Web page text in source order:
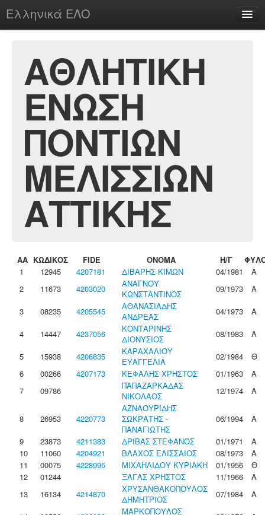
Ελληνικά ΕΛΟ
chesstu.be @ discord
Login
ΑΘΛΗΤΙΚΗ
ΕΝΩΣΗ
ΠΟΝΤΙΩΝ
ΜΕΛΙΣΣΙΩΝ
ΑΤΤΙΚΗΣ
ΑΑ ΚΩΔΙΚΟΣ FIDE ΟΝΟΜΑ Η/Γ
1
12945 4207181 ΔΙΒΑΡΗΣ ΚΙΜΩΝ 04/1981
Α
2
11673 4203020
ΑΝΑΓΝΟΥ
ΚΩΝΣΤΑΝΤΙΝΟΣ
09/1973
Α
3
08235 4205545
ΑΘΑΝΑΣΙΑΔΗΣ
ΑΝΔΡΕΑΣ
04/1973
Α
4
14447 4237056
ΚΟΝΤΑΡΙΝΗΣ
ΔΙΟΝΥΣΙΟΣ
08/1983
Α
5
15938 4206835
ΚΑΡΑΧΑΛΙΟΥ
ΕΥΑΓΓΕΛΙΑ
02/1984
Θ
6
00266 4207173 ΚΕΦΑΛΗΣ ΧΡΗΣΤΟΣ 01/1963
Α
7
09786
ΠΑΠΑΖΑΡΚΑΔΑΣ
ΝΙΚΟΛΑΟΣ
12/1974 Α
8 26953 4220773
ΑΖΝΑΟΥΡΙΔΗΣ
ΣΩΚΡΑΤΗΣ -
ΠΑΝΑΓΙΩΤΗΣ
06/1994
Α
9
23873 4211383 ΔΡΙΒΑΣ ΣΤΕΦΑΝΟΣ 01/1971
Α
10
11060 4204921 ΒΛΑΧΟΣ ΕΛΙΣΣΑΙΟΣ 08/1973
Α
11
00075 4228995 ΜΙΧΑΗΛΙΔΟΥ ΚΥΡΙΑΚΗ 01/1956
Θ
12
01244 ΞΑΓΑΣ ΧΡΗΣΤΟΣ 11/1966
Α
13
16134 4214870
ΧΡΥΣΑΝΘΑΚΟΠΟΥΛΟΣ
ΔΗΜΗΤΡΙΟΣ
07/1984
Α
ΜΑΡΚΟΠΟΥΛΟΣ